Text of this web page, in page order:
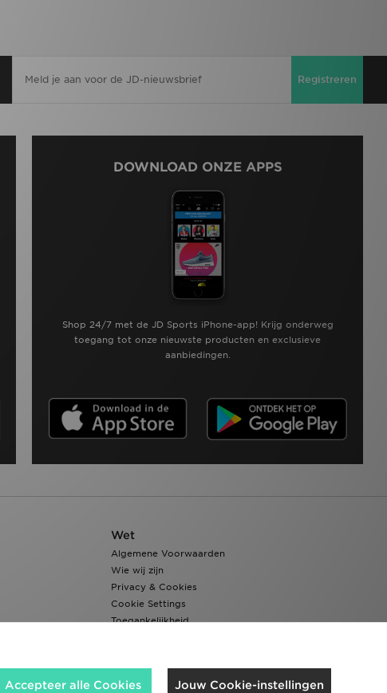
Registreren
DOWNLOAD ONZE APPS
Shop 24/7 met de JD Sports iPhone-app! Krijg onderweg
toegang tot onze nieuwste producten en exclusieve
aanbiedingen.
Wet
Algemene Voorwaarden
Wie wij zijn
Privacy & Cookies
Cookie Settings
Toegankelijkheid
Jouw Cookie-instellingen
Accepteer alle Cookies